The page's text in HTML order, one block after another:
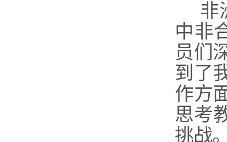
非
中非
员们
到了
作方
思考
挑战